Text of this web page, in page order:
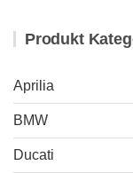
Produkt
Aprilia
BMW
Ducati